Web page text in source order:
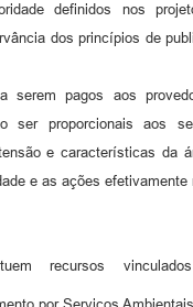
definidos nos
dos princípios de
serem pagos aos
ser proporcionais aos
e características da
e as ações efetivamente
recursos